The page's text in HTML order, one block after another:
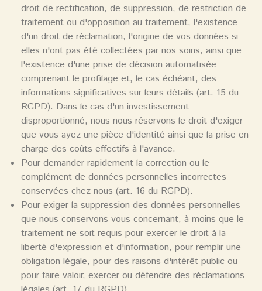
droit de rectification, de suppression, de restriction de
traitement ou d'opposition au traitement, l'existence
d'un droit de réclamation, l'origine de vos données si
elles n'ont pas été collectées par nos soins, ainsi que
l'existence d'une prise de décision automatisée
comprenant le profilage et, le cas échéant, des
informations significatives sur leurs détails (art. 15 du
RGPD). Dans le cas d'un investissement
disproportionné, nous nous réservons le droit d'exiger
que vous ayez une pièce d'identité ainsi que la prise en
charge des coûts effectifs à l'avance.
Pour demander rapidement la correction ou le
complément de données personnelles incorrectes
conservées chez nous (art. 16 du RGPD).
Pour exiger la suppression des données personnelles
que nous conservons vous concernant, à moins que le
traitement ne soit requis pour exercer le droit à la
liberté d'expression et d'information, pour remplir une
obligation légale, pour des raisons d'intérêt public ou
pour faire valoir, exercer ou défendre des réclamations